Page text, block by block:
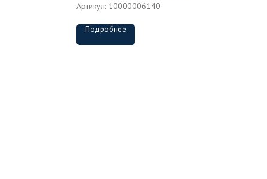
Артикул: 10000006140
Подробнее